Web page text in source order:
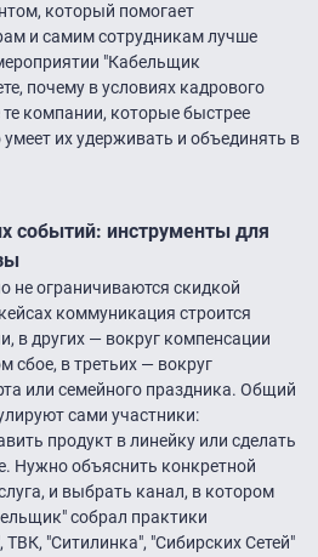
который помогает
и самим сотрудникам лучше
"Кабельщик
почему в условиях кадрового
компании, которые быстрее
их удерживать и объединять в
событий: инструменты для
не ограничиваются скидкой
коммуникация строится
в других — вокруг компенсации
сбое, в третьих — вокруг
или семейного праздника. Общий
сами участники:
продукт в линейку или сделать
Нужно объяснить конкретной
и выбрать канал, в котором
собрал практики
ТВК, "Ситилинка", "Сибирских Сетей"